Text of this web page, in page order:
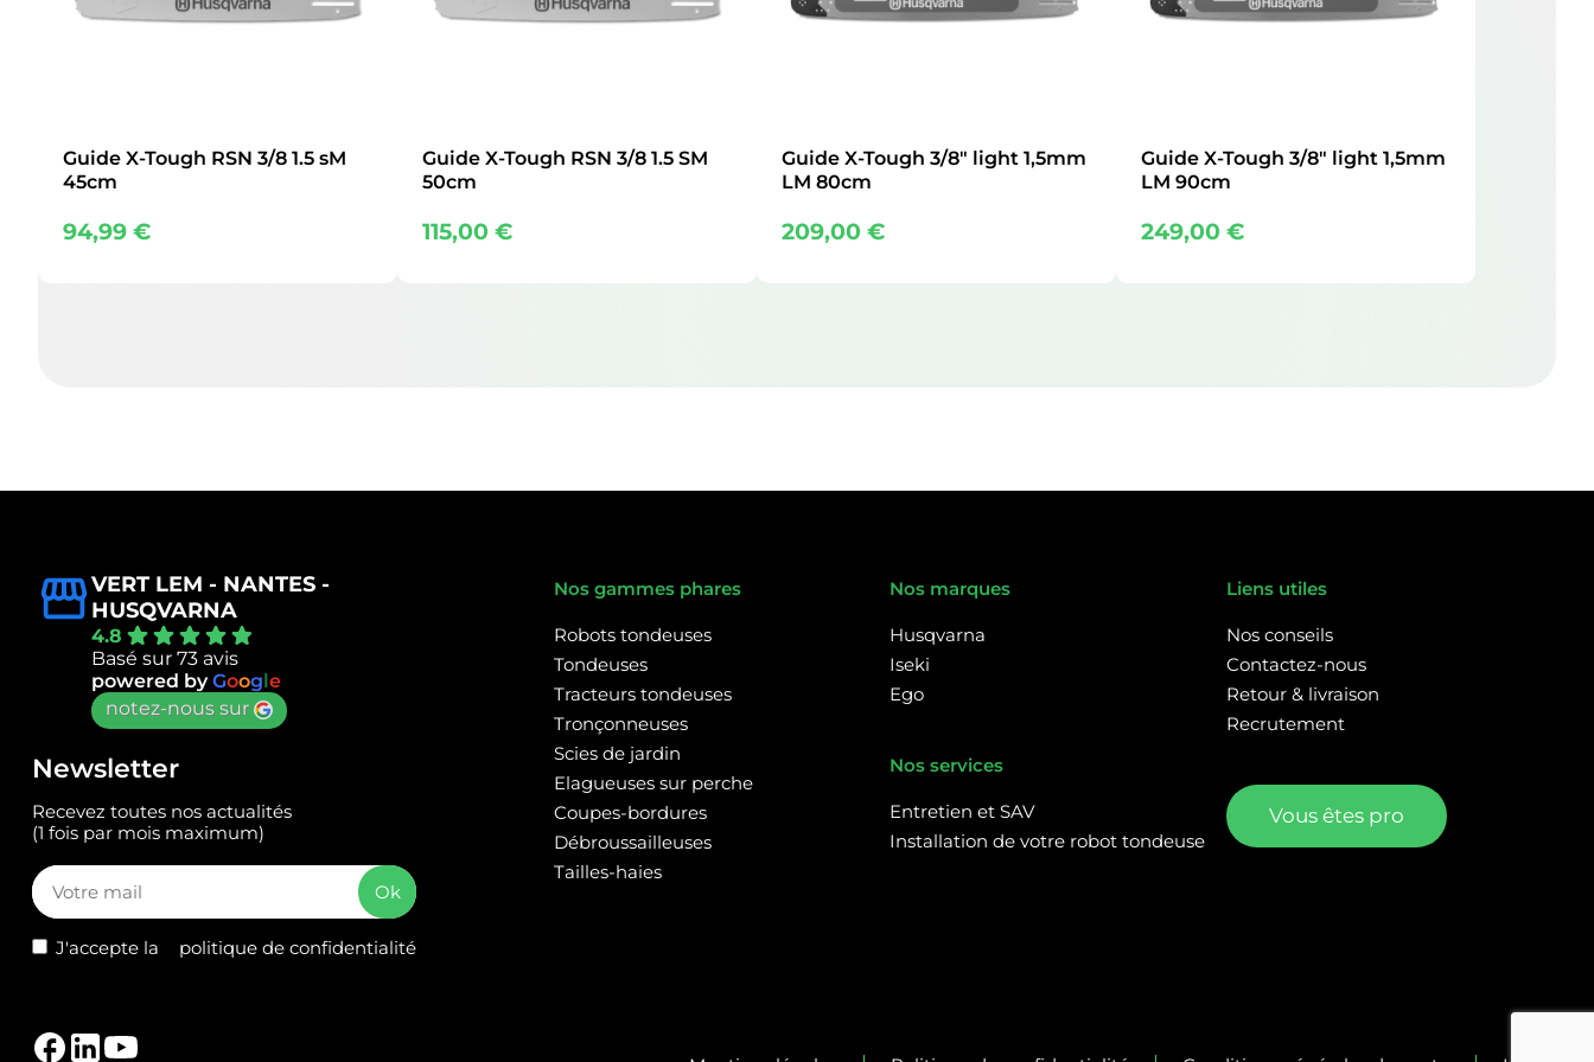
Guide X-Tough RSN 3/8 1.5 sM
45cm
94,99€
Guide X-Tough RSN 3/8 1.5 SM
50cm
115,00€
Guide X-Tough 3/8″ light 1,5mm
LM 80cm
209,00€
Guide X-Tough 3/8″ light 1,5mm
LM 90cm
249,00€
VERT LEM - NANTES -
HUSQVARNA
4.8
Basé sur 73 avis
powered byGoogle
notez-nous sur
Newsletter
Recevez toutes nos actualités
(1 fois par mois maximum)
J'accepte la politique de confidentialité
Nos gammes phares
Robots tondeuses
Tondeuses
Tracteurs tondeuses
Tronçonneuses
Scies de jardin
Elagueuses sur perche
Coupes-bordures
Débroussailleuses
Tailles-haies
Nos marques
Husqvarna
Iseki
Ego
Nos services
Entretien et SAV
Installation de votre robot tondeuse
Liens utiles
Nos conseils
Contactez-nous
Retour & livraison
Recrutement
Vous êtes pro